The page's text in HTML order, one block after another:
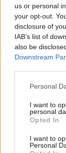
us or personal
your opt-out.
disclosure of
IAB’s list of
also be
Downstream
Personal
I want to
personal
Opted In
I want to
Personal
Σημαντικά νέα